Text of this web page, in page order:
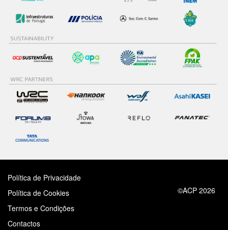
Política de Privacidade
Política de Cookies
Termos e Condições
Contactos
©ACP 2026